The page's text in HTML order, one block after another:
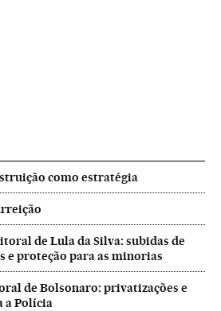
como estratégia
de Lula da Silva: subidas de
e proteção para as minorias
de Bolsonaro: privatizações e
a Polícia